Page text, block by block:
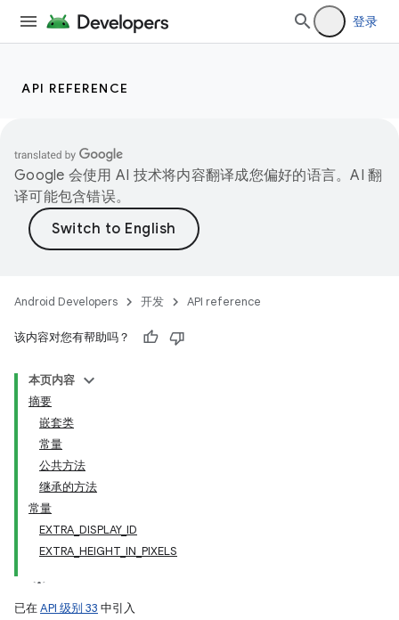
登录
API REFERENCE
Google 会使用 AI 技术将内容翻译成您偏好的语言。AI 翻
译可能包含错误。
Android Developers 开发 API reference
该内容对您有帮助吗？
本页内容
摘要
嵌套类
常量
公共方法
继承的方法
常量
EXTRA_DISPLAY_ID
EXTRA_HEIGHT_IN_PIXELS
已在API 级别 33 中引入